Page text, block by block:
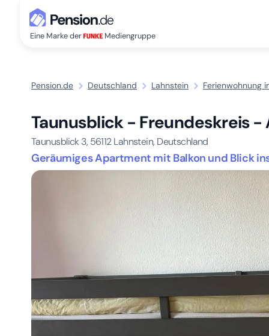
Eine Marke der Mediengruppe
Pension.de Deutschland Lahnstein Ferienwohnung
Taunusblick - Freundeskreis -
Taunusblick 3, 56112Lahnstein, Deutschland
Geräumiges Apartment mit Balkon und Blick